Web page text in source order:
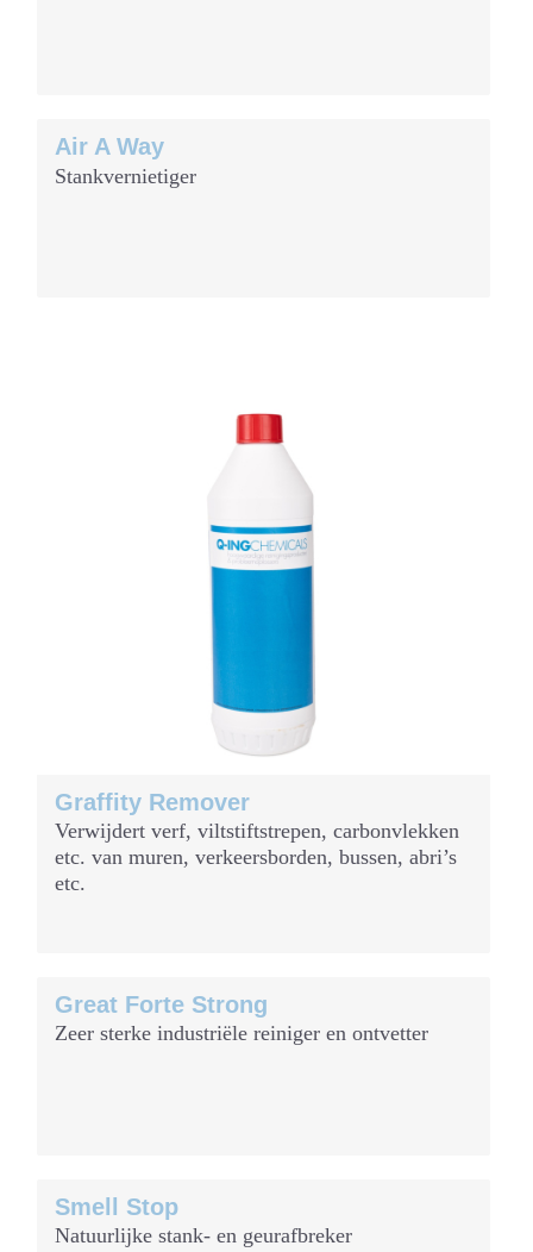
Air A Way
Stankvernietiger
Graffity Remover
Verwijdert verf, viltstiftstrepen, carbonvlekken
etc. van muren, verkeersborden, bussen, abri’s
etc.
Great Forte Strong
Zeer sterke industriële reiniger en ontvetter
Smell Stop
Natuurlijke stank- en geurafbreker